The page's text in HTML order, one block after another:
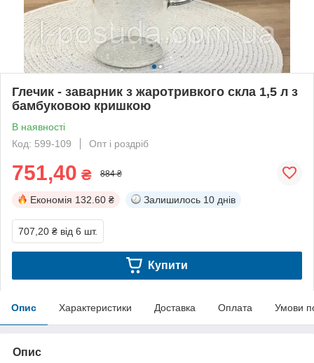
Глечик - заварник з жаротривкого скла 1,5 л з
бамбуковою кришкою
В наявності
Код: 599-109
Опт і роздріб
751,40 ₴ 884 ₴
Економія 132.60 ₴ Залишилось 10 днів
707,20 ₴ від 6 шт.
Купити
Опис Характеристики Доставка Оплата Умови
Опис